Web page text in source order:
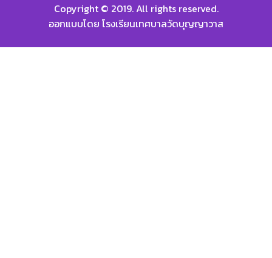
Copyright © 2019. All rights reserved.
ออกแบบโดย โรงเรียนเทศบาลวัดบุญญาวาส